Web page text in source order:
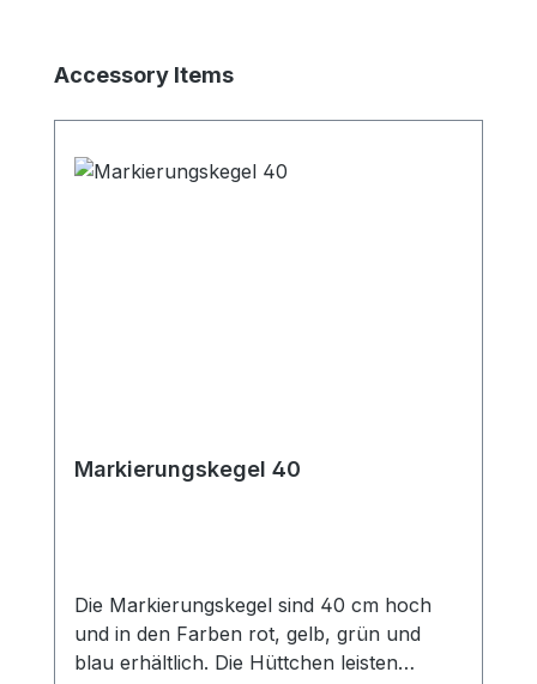
Produktgalerie überspringen
Accessory Items
Markierungskegel 40
Die Markierungskegel sind 40 cm hoch
und in den Farben rot, gelb, grün und
blau erhältlich. Die Hüttchen leisten